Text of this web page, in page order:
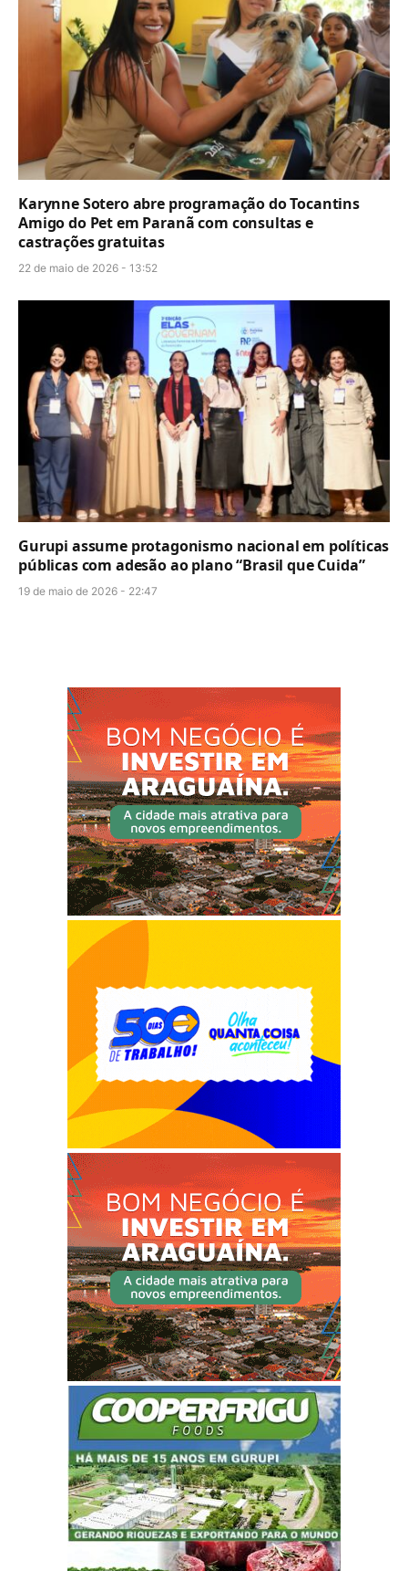
Karynne Sotero abre programação do Tocantins
Amigo do Pet em Paranã com consultas e
castrações gratuitas
22 de maio de 2026 - 13:52
Gurupi assume protagonismo nacional em políticas
públicas com adesão ao plano “Brasil que Cuida”
19 de maio de 2026 - 22:47